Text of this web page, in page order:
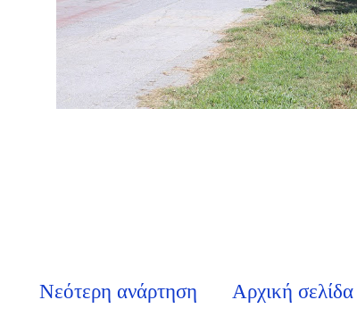
Νεότερη ανάρτηση Αρχική σελίδα